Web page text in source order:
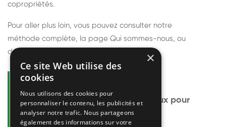
copropriétés.
Pour aller plus loin, vous pouvez consulter notre
méthode complète, la page Qui sommes-nous, ou
découvrir
Questions fréquentes
Le frelon européen est-il dangereux pour
l'homme ?
×
Ce site Web utilise des
cookies
Nous utilisons des cookies pour
personnaliser le contenu, les publicités et
analyser notre trafic. Nous partageons
également des informations sur votre